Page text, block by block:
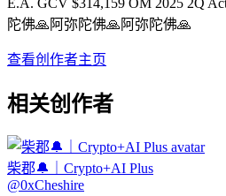
E.A. GCV $314,159 OM 2025 2Q
陀佛🙏阿弥陀佛🙏阿弥陀佛🙏
查看创作者主页
相关创作者
柴郡🔔｜Crypto+AI Plus
@0xCheshire